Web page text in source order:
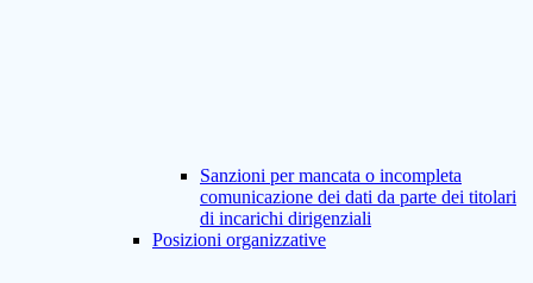
Sanzioni per mancata o incompleta
comunicazione dei dati da parte dei titolari
di incarichi dirigenziali
Posizioni organizzative